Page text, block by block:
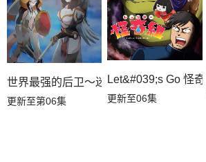
世界最强的后卫～迷宫国的新人探索者～
更新至第06集
Let&#039;s Go 怪
更新至06集